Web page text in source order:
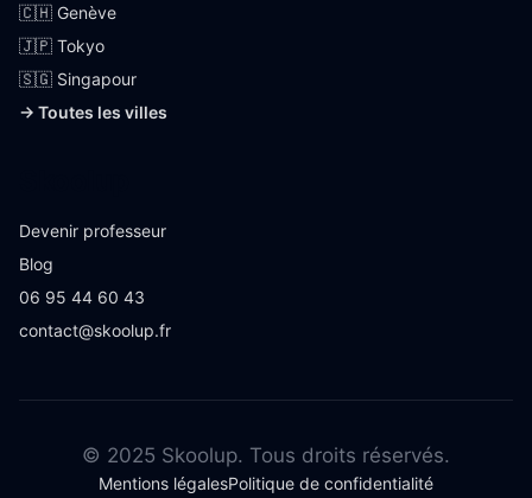
🇨🇭 Genève
🇯🇵 Tokyo
🇸🇬 Singapour
→ Toutes les villes
Devenir professeur
Blog
06 95 44 60 43
contact@skoolup.fr
© 2025 Skoolup. Tous droits réservés.
Mentions légalesPolitique de confidentialité